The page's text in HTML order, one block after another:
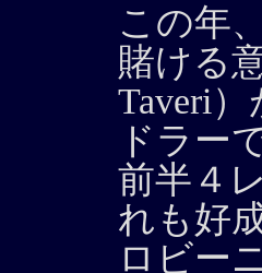
この年
賭ける
Taveri
ドラー
前半４
れも好
ロビー